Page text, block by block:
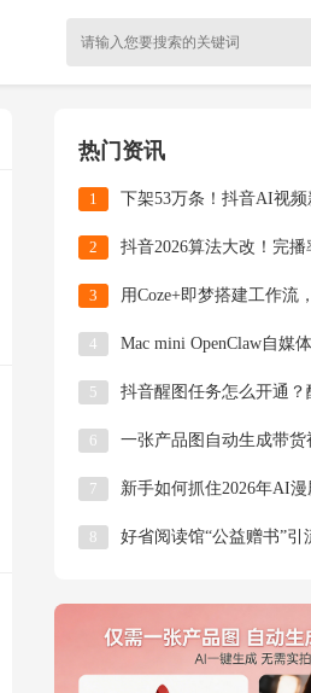
热门资讯
1
2
3
4
5
6
7
8 好省阅读馆“公益赠书”引